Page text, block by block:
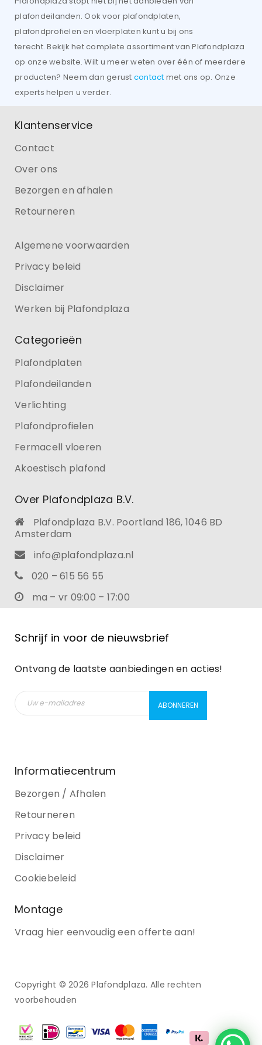
plafondeilanden. Ook voor plafondplaten,
plafondprofielen en vloerplaten kunt u bij ons
terecht. Bekijk het complete assortiment van Plafondplaza
op onze website. Wilt u meer weten over één of meerdere
producten? Neem dan gerust contact met ons op. Onze
experts helpen u verder.
Klantenservice
Contact
Over ons
Bezorgen en afhalen
Retourneren
Algemene voorwaarden
Privacy beleid
Disclaimer
Werken bij Plafondplaza
Categorieën
Plafondplaten
Plafondeilanden
Verlichting
Plafondprofielen
Fermacell vloeren
Akoestisch plafond
Over Plafondplaza B.V.
Plafondplaza B.V. Poortland 186, 1046 BD
Amsterdam
info@plafondplaza.nl
020 – 615 56 55
ma – vr 09:00 – 17:00
Schrijf in voor de nieuwsbrief
Ontvang de laatste aanbiedingen en acties!
Informatiecentrum
Bezorgen / Afhalen
Retourneren
Privacy beleid
Disclaimer
Cookiebeleid
Montage
Vraag hier eenvoudig een offerte aan!
Copyright © 2026 Plafondplaza. Alle rechten
voorbehouden